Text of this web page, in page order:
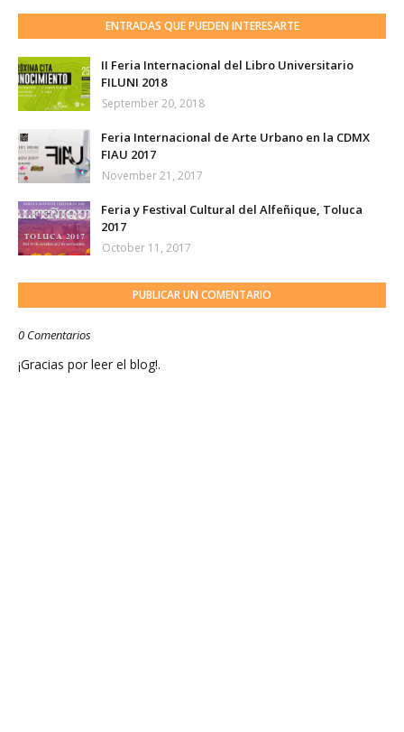
ENTRADAS QUE PUEDEN INTERESARTE
II Feria Internacional del Libro Universitario
FILUNI 2018
September 20, 2018
Feria Internacional de Arte Urbano en la CDMX
FIAU 2017
November 21, 2017
Feria y Festival Cultural del Alfeñique, Toluca
2017
October 11, 2017
PUBLICAR UN COMENTARIO
0 Comentarios
¡Gracias por leer el blog!.